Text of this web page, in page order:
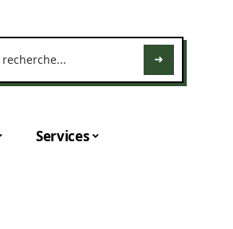
Services